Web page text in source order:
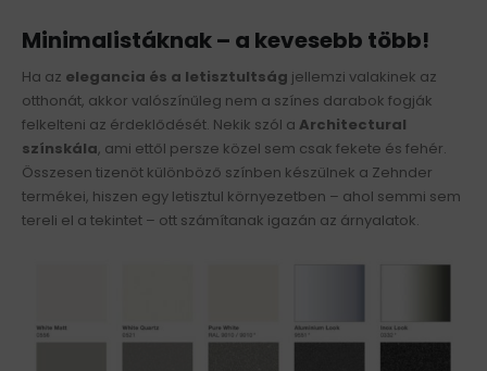
Minimalistáknak – a kevesebb több!
Ha az elegancia és a letisztultság jellemzi valakinek az
otthonát, akkor valószínűleg nem a színes darabok fogják
felkelteni az érdeklődését. Nekik szól a Architectural
színskála, ami ettől persze közel sem csak fekete és fehér.
Összesen tizenöt különböző színben készülnek a Zehnder
termékei, hiszen egy letisztul környezetben – ahol semmi sem
tereli el a tekintet – ott számítanak igazán az árnyalatok.